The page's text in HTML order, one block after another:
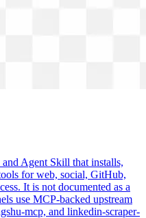
Agent Skill that installs,
for web, social, GitHub,
It is not documented as a
use MCP-backed upstream
mcp, and linkedin-scraper-